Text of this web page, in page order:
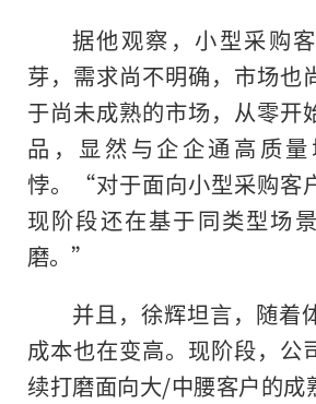
据他观察，小型采购
芽，需求尚不明确，市场也
于尚未成熟的市场，从零开
品，显然与企企通高质
悖。“对于面向小型采购客
现阶段还在基于同类型场
磨。”
并且，徐辉坦言，随着
成本也在变高。现阶段，公
续打磨面向大/中腰客户的成